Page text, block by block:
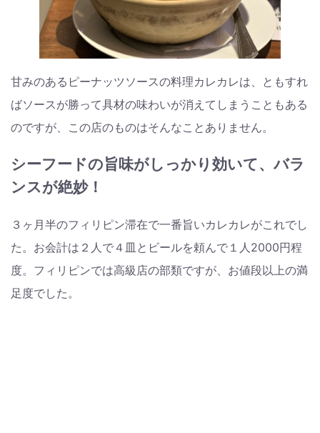
甘みのあるピーナッツソースの料理カレカレは、ともすれ
ばソースが勝って具材の味わいが消えてしまうこともある
のですが、この店のものはそんなことありません。
シーフードの旨味がしっかり効いて、バラ
ンスが絶妙！
３ヶ月半のフィリピン滞在で一番旨いカレカレがこれでし
た。お会計は２人で４皿とビールを頼んで１人2000円程
度。フィリピンでは高級店の部類ですが、お値段以上の満
足度でした。